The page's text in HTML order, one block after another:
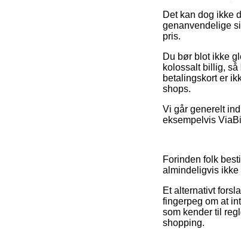
Det kan dog ikke
genanvendelige
pris.
Du bør blot ikke
kolossalt billig,
betalingskort er
shops.
Vi går generelt
eksempelvis
Forinden folk
almindeligvis
Et alternativt
fingerpeg om at
som kender til
shopping.